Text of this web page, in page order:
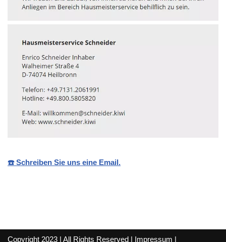
☎️ Schreiben Sie uns eine Email.
Copyright 2023 | All Rights Reserved | Impressum |